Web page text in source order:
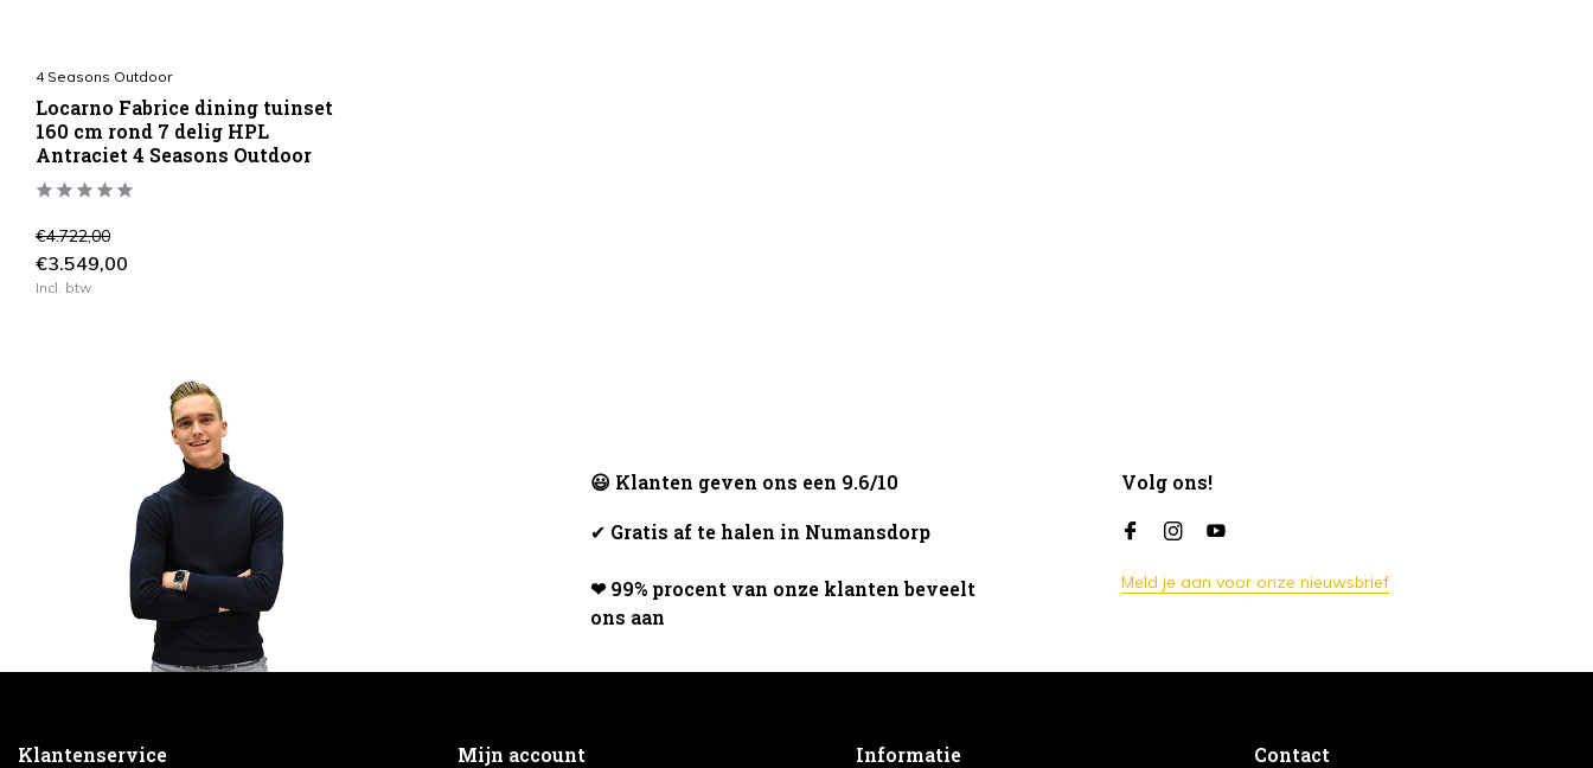
4 Seasons Outdoor
Locarno Fabrice dining tuinset
160 cm rond 7 delig HPL
Antraciet 4 Seasons Outdoor
€4.722,00
€3.549,00
Incl. btw
😃 Klanten geven ons een 9.6/10
✔ Gratis af te halen in Numansdorp
❤ 99% procent van onze klanten beveelt
ons aan
Volg ons!
Meld je aan voor onze nieuwsbrief
Klantenservice Mijn account Informatie Contact